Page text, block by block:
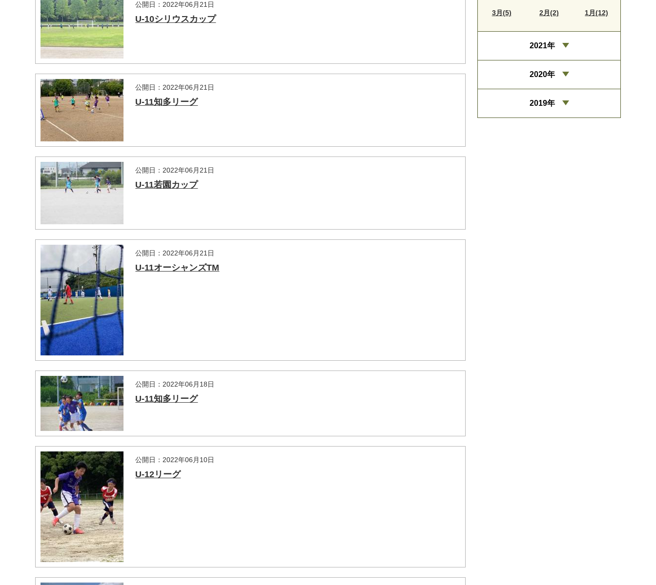
公開日：2022年06月21日
U-10シリウスカップ
公開日：2022年06月21日
U-11知多リーグ
公開日：2022年06月21日
U-11若園カップ
公開日：2022年06月21日
U-11オーシャンズTM
公開日：2022年06月18日
U-11知多リーグ
公開日：2022年06月10日
U-12リーグ
3月(5) 2月(2) 1月(12)
2021年
2020年
2019年